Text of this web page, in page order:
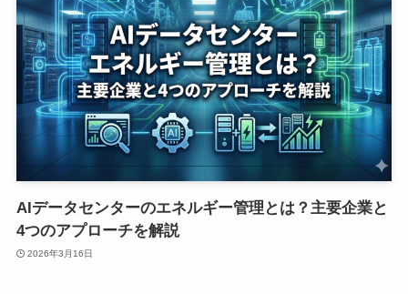
AIデータセンターのエネルギー管理とは？主要企業と
4つのアプローチを解説
2026年3月16日